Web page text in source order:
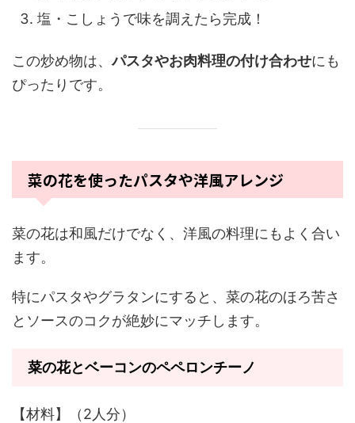
塩・こしょうで味を調えたら完成！
この炒め物は、パスタやお肉料理の付け合わせにも
ぴったりです。
菜の花を使ったパスタや洋風アレンジ
菜の花は和風だけでなく、洋風の料理にもよく合い
ます。
特にパスタやグラタンにすると、菜の花のほろ苦さ
とソースのコクが絶妙にマッチします。
菜の花とベーコンのペペロンチーノ
【材料】（2人分）